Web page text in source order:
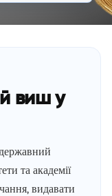
виш у
та академії
видавати